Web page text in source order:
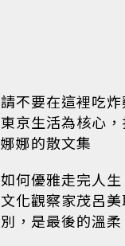
請不要在這裡吃
東京生活為核心
娜娜的散文集
如何優雅走完人
文化觀察家茂呂
別，是最後的溫柔